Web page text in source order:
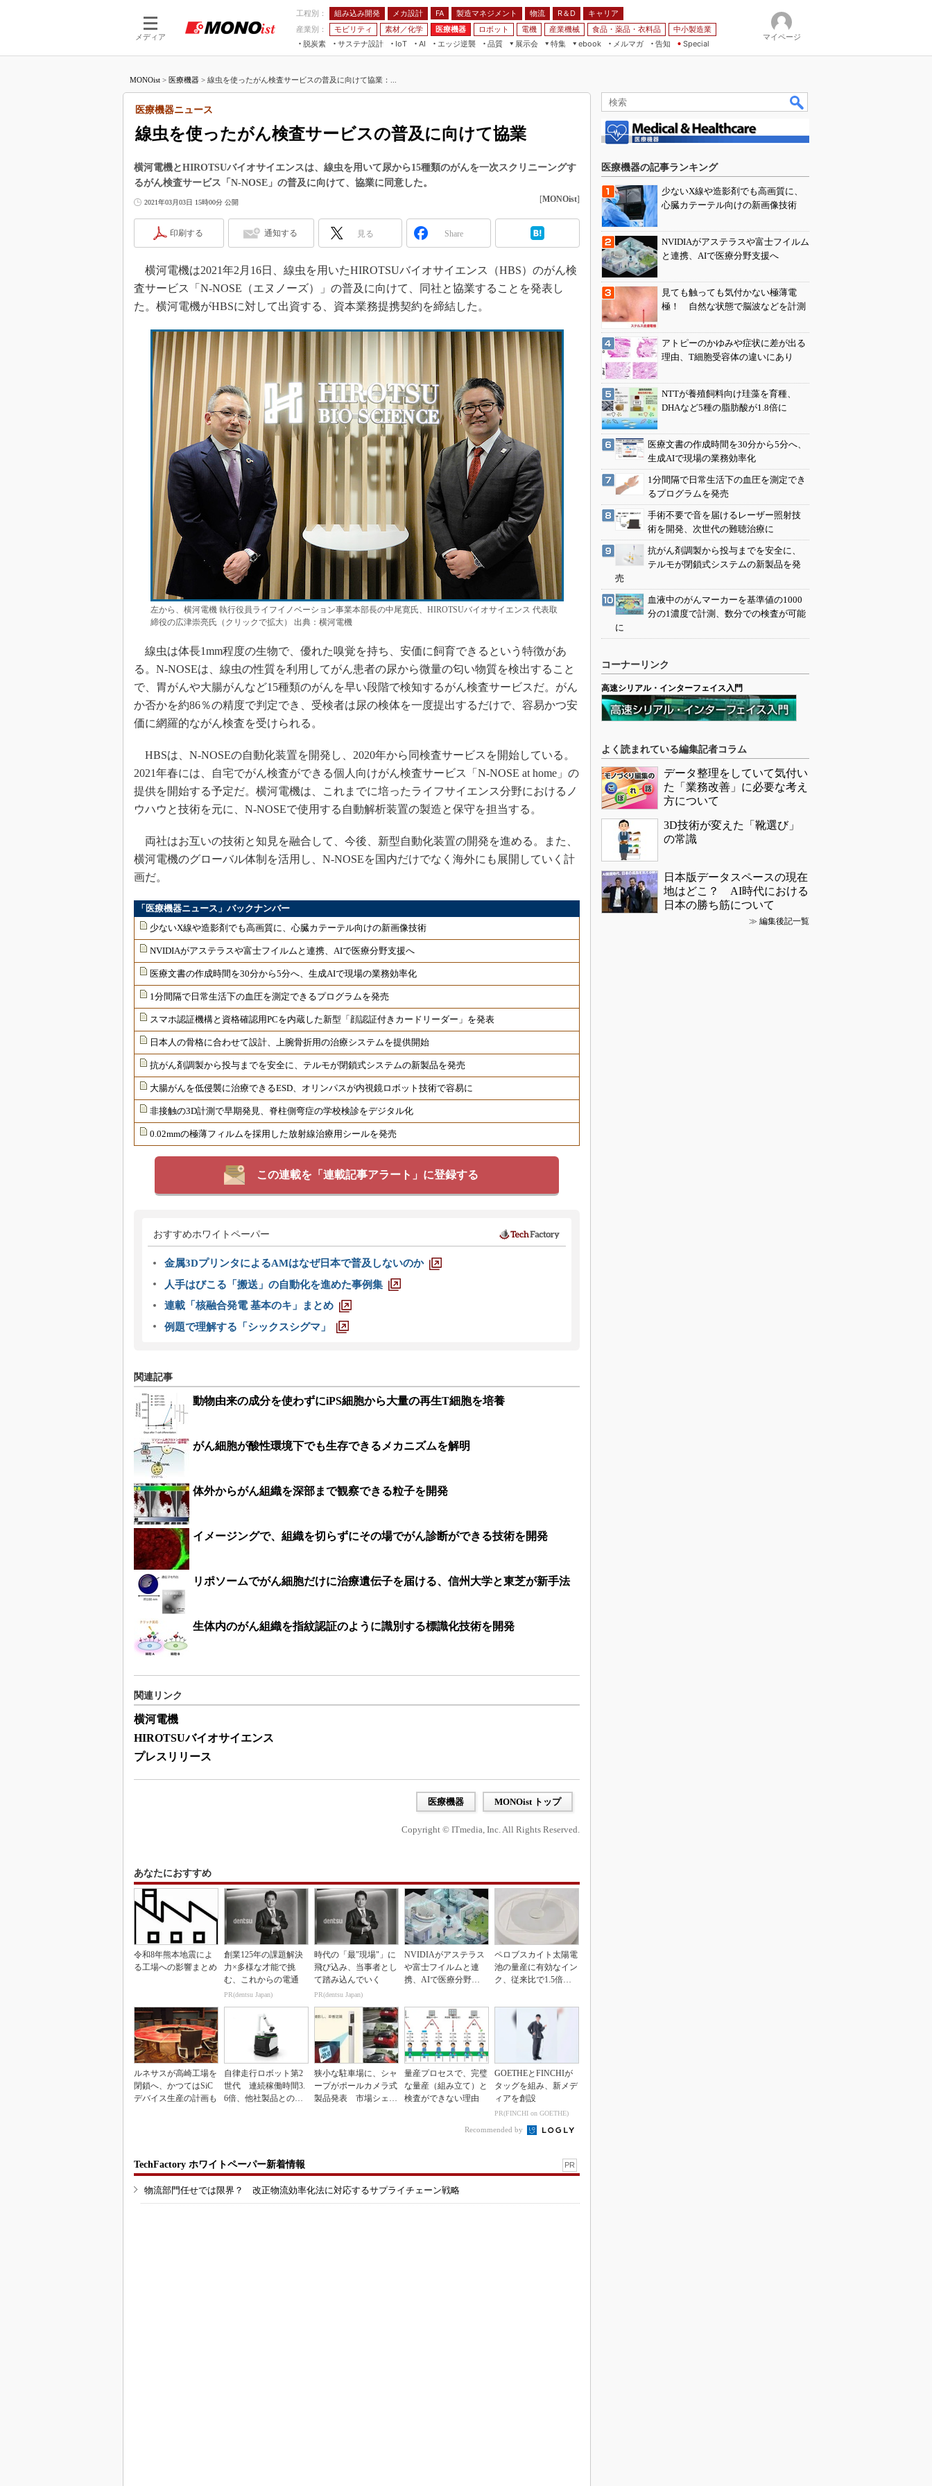
メディア
工程別： 組み込み開発 メカ設計 FA 製造マネジメント 物流 R＆D
キャリア
産業別：
モビリティ 素材／化学 医療機器 ロボット 電機 産業機械 食品・薬品・衣料品
中小製造業
脱炭素
サステナ設計
IoT
つながる工場
AI
AI×設備保全
エッジ逆襲 品質
展示会
JIMTOF
IIFES
ジャパンモビリティショー
人テク展
スマート工場EXPO
日本ものづくりワールド
AUTOMOTIVE WORLD
特集
VR／AR
フィールドサービス
FPGA
組み込み画像技術
Windows Embedded
ISO26262
無償設計ツール
3Dプリンタ
デジタルツインとCAE
インダストリー4.0
イノベーション
製造業ビッグデータ
メイドインジャパン
植物工場
知財マネジメント
海外生産
グローバル設計・開発
制御セキュリティ
新型コロナへの対応
ebook
モビリティ
素材／化学
メルマガ
告知 Special
マイページ
MONOist > 医療機器 > 線虫を使ったがん検査サービスの普及に向けて協業：...
線虫を使ったがん検査サービスの普及に向けて協業
医療機器ニュース
横河電機とHIROTSUバイオサイエンスは、線虫を用いて尿から15種類のがんを一次スクリニーングす
るがん検査サービス「N-NOSE」の普及に向けて、協業に同意した。
2021年03月03日 15時00分 公開 [MONOist]
印刷する 通知する 見る Share
横河電機は2021年2月16日、線虫を用いたHIROTSUバイオサイエンス（HBS）のがん検
査サービス「N-NOSE（エヌノーズ）」の普及に向けて、同社と協業することを発表し
た。横河電機がHBSに対して出資する、資本業務提携契約を締結した。
左から、横河電機 執行役員ライフイノベーション事業本部長の中尾寛氏、HIROTSUバイオサイエンス 代表取
締役の広津崇亮氏（クリックで拡大） 出典：横河電機
線虫は体長1mm程度の生物で、優れた嗅覚を持ち、安価に飼育できるという特徴があ
る。N-NOSEは、線虫の性質を利用してがん患者の尿から微量の匂い物質を検出すること
で、胃がんや大腸がんなど15種類のがんを早い段階で検知するがん検査サービスだ。がん
か否かを約86％の精度で判定でき、受検者は尿の検体を一度提出するだけで、容易かつ安
価に網羅的ながん検査を受けられる。
HBSは、N-NOSEの自動化装置を開発し、2020年から同検査サービスを開始している。
2021年春には、自宅でがん検査ができる個人向けがん検査サービス「N-NOSE at home」の
提供を開始する予定だ。横河電機は、これまでに培ったライフサイエンス分野におけるノ
ウハウと技術を元に、N-NOSEで使用する自動解析装置の製造と保守を担当する。
両社はお互いの技術と知見を融合して、今後、新型自動化装置の開発を進める。また、
横河電機のグローバル体制を活用し、N-NOSEを国内だけでなく海外にも展開していく計
画だ。
「医療機器ニュース」バックナンバー
少ないX線や造影剤でも高画質に、心臓カテーテル向けの新画像技術
NVIDIAがアステラスや富士フイルムと連携、AIで医療分野支援へ
医療文書の作成時間を30分から5分へ、生成AIで現場の業務効率化
1分間隔で日常生活下の血圧を測定できるプログラムを発売
スマホ認証機構と資格確認用PCを内蔵した新型「顔認証付きカードリーダー」を発表
日本人の骨格に合わせて設計、上腕骨折用の治療システムを提供開始
抗がん剤調製から投与までを安全に、テルモが閉鎖式システムの新製品を発売
大腸がんを低侵襲に治療できるESD、オリンパスが内視鏡ロボット技術で容易に
非接触の3D計測で早期発見、脊柱側弯症の学校検診をデジタル化
0.02mmの極薄フィルムを採用した放射線治療用シールを発売
この連載を「連載記事アラート」に登録する
おすすめホワイトペーパー
金属3DプリンタによるAMはなぜ日本で普及しないのか
人手はびこる「搬送」の自動化を進めた事例集
連載「核融合発電 基本のキ」まとめ
例題で理解する「シックスシグマ」
関連記事
動物由来の成分を使わずにiPS細胞から大量の再生T細胞を培養
がん細胞が酸性環境下でも生存できるメカニズムを解明
体外からがん組織を深部まで観察できる粒子を開発
イメージングで、組織を切らずにその場でがん診断ができる技術を開発
リポソームでがん細胞だけに治療遺伝子を届ける、信州大学と東芝が新手法
生体内のがん組織を指紋認証のように識別する標識化技術を開発
関連リンク
横河電機
HIROTSUバイオサイエンス
プレスリリース
医療機器 MONOist トップ
Copyright © ITmedia, Inc. All Rights Reserved.
あなたにおすすめ
令和8年熊本地震によ
る工場への影響まとめ
創業125年の課題解決
力×多様な才能で挑
む、これからの電通
PR(dentsu Japan)
時代の「最"現場"」に
飛び込み、当事者とし
て踏み込んでいく
PR(dentsu Japan)
NVIDIAがアステラス
や富士フイルムと連
携、AIで医療分野支
ペロブスカイト太陽電
池の量産に有効なイン
ク、従来比で1.5倍の
ルネサスが高崎工場を
閉鎖へ、かつてはSiC
デバイス生産の計画も
自律走行ロボット第2
世代 連続稼働時間3.
6倍、他社製品との連
狭小な駐車場に、シャ
ープがポールカメラ式
製品発表 市場シェア
量産プロセスで、完璧
な量産（組み立て）と
検査ができない理由
GOETHEとFINCHIが
タッグを組み、新メデ
ィアを創設
PR(FINCHI on GOETHE)
Recommended by
TechFactory ホワイトペーパー新着情報 PR
物流部門任せでは限界？ 改正物流効率化法に対応するサプライチェーン戦略
医療機器の記事ランキング
少ないX線や造影剤でも高画質に、
心臓カテーテル向けの新画像技術
NVIDIAがアステラスや富士フイルム
と連携、AIで医療分野支援へ
見ても触っても気付かない極薄電
極！ 自然な状態で脳波などを計測
アトピーのかゆみや症状に差が出る
理由、T細胞受容体の違いにあり
NTTが養殖飼料向け珪藻を育種、
DHAなど5種の脂肪酸が1.8倍に
医療文書の作成時間を30分から5分へ、
生成AIで現場の業務効率化
1分間隔で日常生活下の血圧を測定でき
るプログラムを発売
手術不要で音を届けるレーザー照射技
術を開発、次世代の難聴治療に
抗がん剤調製から投与までを安全に、
テルモが閉鎖式システムの新製品を発
売
血液中のがんマーカーを基準値の1000
分の1濃度で計測、数分での検査が可能
に
コーナーリンク
高速シリアル・インターフェイス入門
よく読まれている編集記者コラム
データ整理をしていて気付い
た「業務改善」に必要な考え
方について
3D技術が変えた「靴選び」
の常識
日本版データスペースの現在
地はどこ？ AI時代における
日本の勝ち筋について
≫ 編集後記一覧